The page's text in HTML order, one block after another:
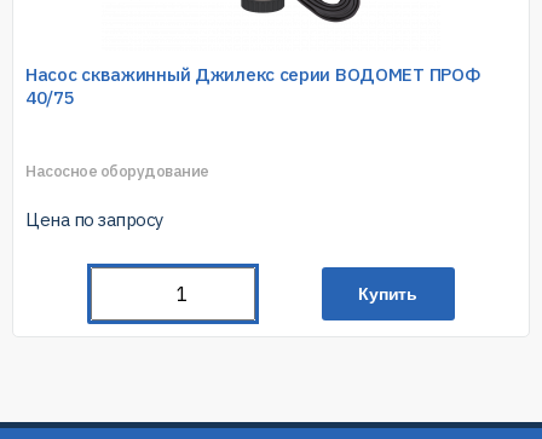
Насос скважинный Джилекс серии ВОДОМЕТ ПРОФ
40/75
Насосное оборудование
Цена по запросу
Купить